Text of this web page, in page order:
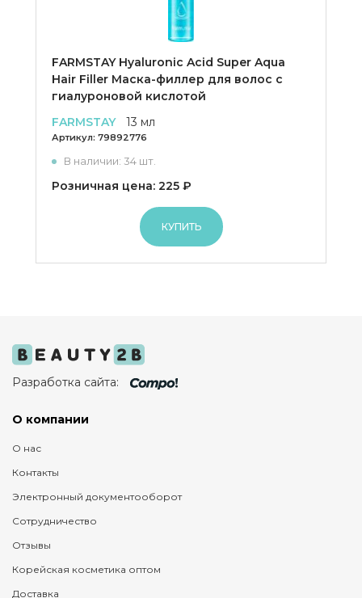
FARMSTAY Hyaluronic Acid Super Aqua
Hair Filler Маска-филлер для волос с
гиалуроновой кислотой
FARMSTAY
13 мл
Артикул: 79892776
В наличии: 34 шт.
Розничная цена: 225 ₽
КУПИТЬ
Разработка сайта:
О компании
О нас
Контакты
Электронный документооборот
Сотрудничество
Отзывы
Корейская косметика оптом
Доставка